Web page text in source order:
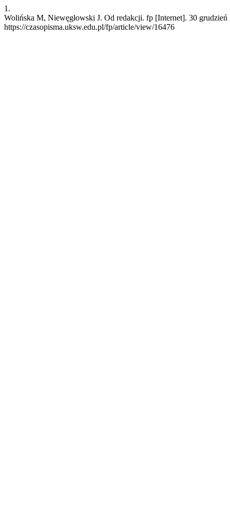
1.
Wolińska M, Niewęgłowski J. Od redakcji. fp [Internet]. 30
https://czasopisma.uksw.edu.pl/fp/article/view/16476